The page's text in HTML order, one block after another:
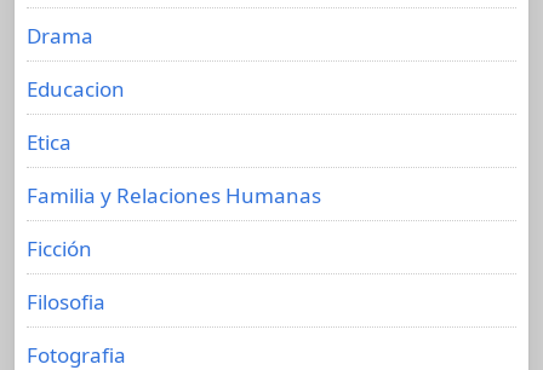
Drama
Educacion
Etica
Familia y Relaciones Humanas
Ficción
Filosofia
Fotografia